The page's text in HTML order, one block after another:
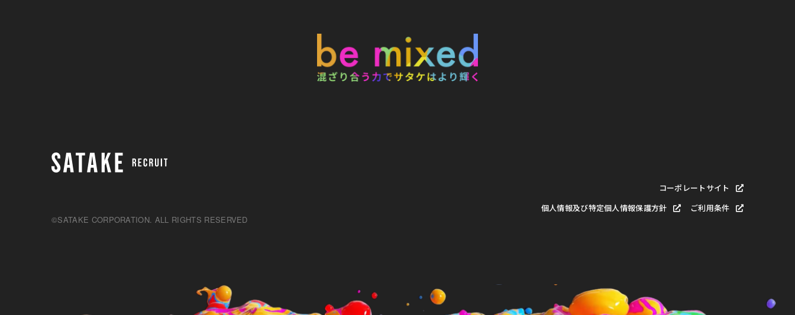
コーポレートサイト
個人情報及び特定個人情報保護方針
ご利用条件
©SATAKE CORPORATION. ALL RIGHTS RESERVED